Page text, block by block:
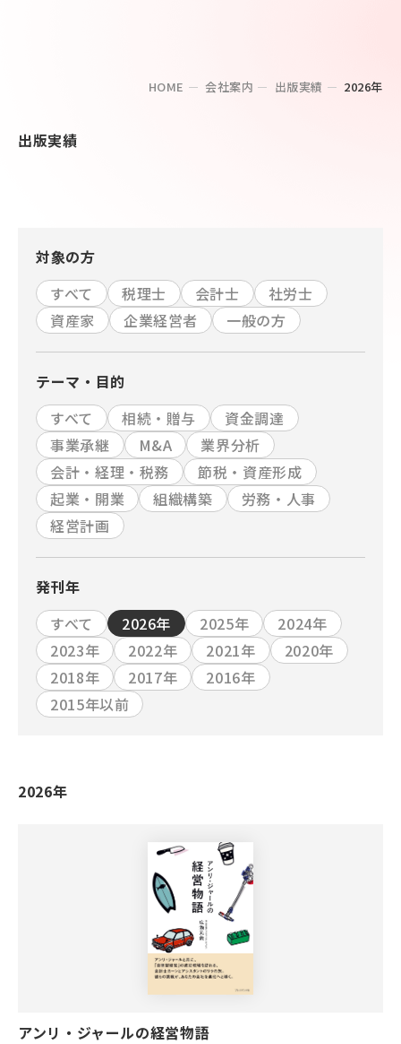
HOME 会社案内 出版実績 2026年
出版実績
対象の方
すべて
税理士 会計士
社労士
資産家
企業経営者 一般の方
テーマ・目的
すべて
相続・贈与
資金調達
事業承継
M&A
業界分析
会計・経理・税務
節税・資産形成
起業・開業
組織構築
労務・人事
経営計画
発刊年
すべて
2026年 2025年
2024年
2023年
2022年 2021年
2020年
2018年
2017年
2016年
2015年以前
2026年
アンリ・ジャールの経営物語